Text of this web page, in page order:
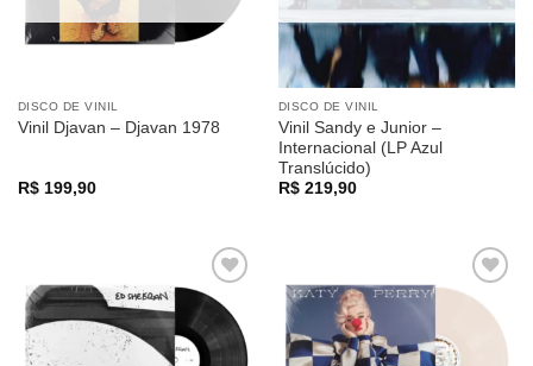
DISCO DE VINIL
Vinil Djavan – Djavan 1978
R$199,90
DISCO DE VINIL
Vinil Sandy e Junior –
Internacional (LP Azul
Translúcido)
R$219,90
Adicionar
a lista de
desejos
Adicionar
a lista de